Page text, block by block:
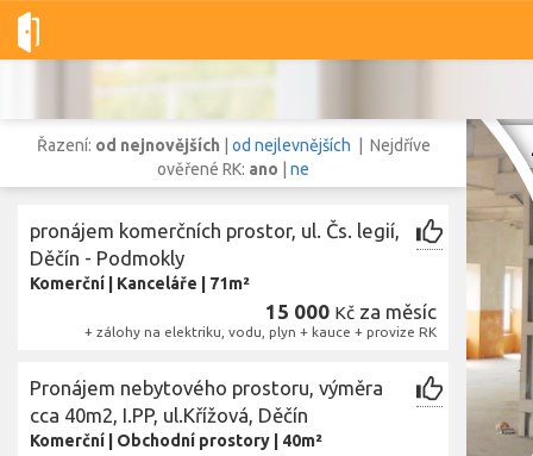
Dobré-nemovitosti.cz obec Děčín, okres Děčín, Ústecký kraj
Lokalita
okres Děčín, Ústecký kraj
Cena
Řazení: od nejnovějších od nejlevnějších | Nejdříve
ověřené RK: ano ne
pronájem komerčních prostor, ul. Čs. legií,
Děčín - Podmokly
Komerční Kanceláře 71m²
15 000 Kč za měsíc
+ zálohy na elektriku, vodu, plyn + kauce + provize RK
Pronájem nebytového prostoru, výměra
cca 40m2, I.PP, ul.Křížová, Děčín
Komerční Obchodní prostory 40m²